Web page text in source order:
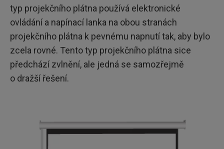
typ projekčního plátna používá elektronické
ovládání a napínací lanka na obou stranách
projekčního plátna k pevnému napnutí tak, aby bylo
zcela rovné. Tento typ projekčního plátna sice
předchází zvlnění, ale jedná se samozřejmě
o dražší řešení.